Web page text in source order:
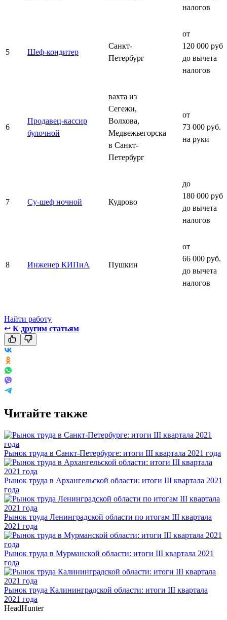
налогов
5 Шеф-кондитер
Санкт-
Петербург
от
120 000 руб.
до вычета
налогов
6
Продавец-кассир
булочной
вахта из
Сегежи,
Волхова,
Медвежьегорска
в Санкт-
Петербург
от
73 000 руб.
на руки
7 Су-шеф ночной Кудрово
до
180 000 руб.
до вычета
налогов
8 Инженер КИПиА Пушкин
от
66 000 руб.
до вычета
налогов
Найти работу
↩ К другим статьям
Читайте также
Рынок труда в Санкт-Петербурге: итоги III квартала 2021 года
Рынок труда в Архангельской области: итоги III квартала 2021
года
Рынок труда Ленинградской области по итогам III квартала
2021 года
Рынок труда в Мурманской области: итоги III квартала 2021
года
Рынок труда Калининградской области: итоги III квартала
2021 года
HeadHunter